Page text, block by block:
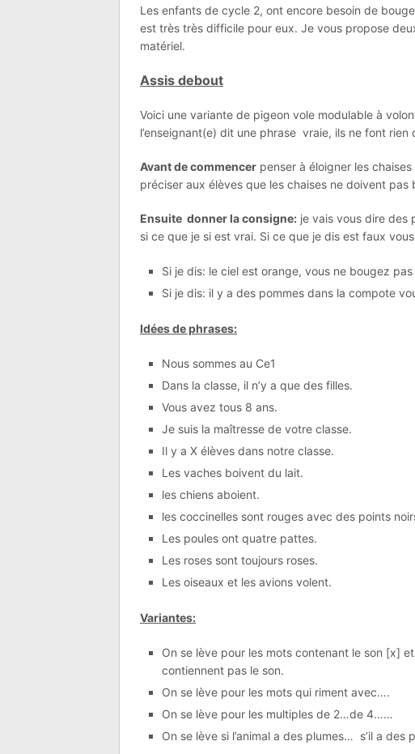
Les enfants de cycle 2, ont encore besoin de
est très très difficile pour eux. Je vous propose
matériel.
Assis debout
Voici une variante de pigeon vole modulable à
l’enseignant(e) dit une phrase vraie, ils ne font rien
Avant de commencer penser à éloigner les
préciser aux élèves que les chaises ne doivent pas
Ensuite donner la consigne: je vais vous dire des
si ce que je si est vrai. Si ce que je dis est faux
Si je dis: le ciel est orange, vous ne bougez
Si je dis: il y a des pommes dans la compote
Idées de phrases:
Nous sommes au Ce1
Dans la classe, il n’y a que des filles.
Vous avez tous 8 ans.
Je suis la maîtresse de votre classe.
Il y a X élèves dans notre classe.
Les vaches boivent du lait.
les chiens aboient.
les coccinelles sont rouges avec des points
Les poules ont quatre pattes.
Les roses sont toujours roses.
Les oiseaux et les avions volent.
Variantes:
On se lève pour les mots contenant le son [x]
contiennent pas le son.
On se lève pour les mots qui riment avec….
On se lève pour les multiples de 2…de 4……
On se lève si l’animal a des plumes… s’il a des